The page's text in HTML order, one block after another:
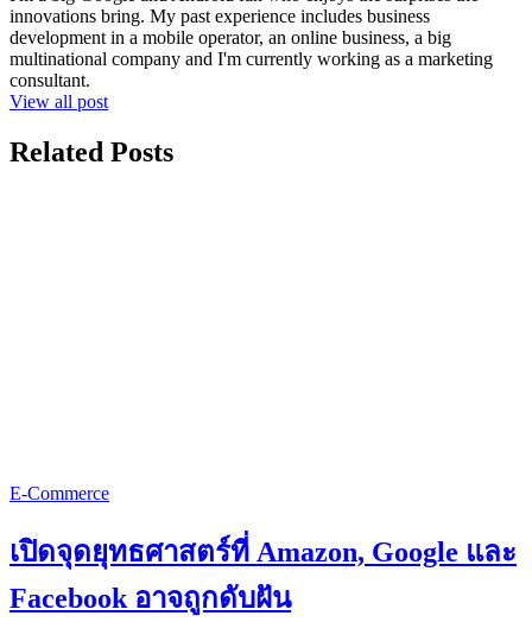
innovations bring. My past experience includes business
development in a mobile operator, an online business, a big
multinational company and I'm currently working as a marketing
consultant.
View all post
Related Posts
E-Commerce
เปิดจุดยุทธศาสตร์ที่ Amazon, Google และ
Facebook อาจถูกดับฝัน